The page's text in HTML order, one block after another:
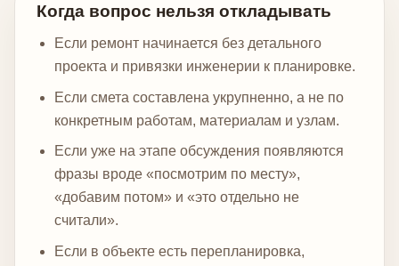
Когда вопрос нельзя откладывать
Если ремонт начинается без детального
проекта и привязки инженерии к планировке.
Если смета составлена укрупненно, а не по
конкретным работам, материалам и узлам.
Если уже на этапе обсуждения появляются
фразы вроде «посмотрим по месту»,
«добавим потом» и «это отдельно не
считали».
Если в объекте есть перепланировка,